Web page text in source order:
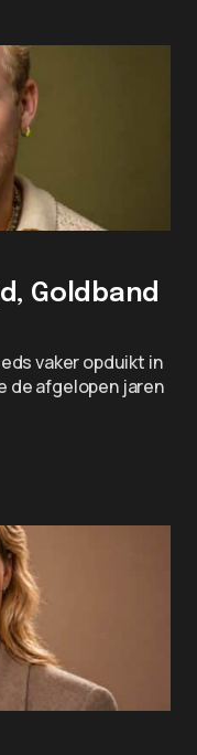
Goldband
vaker opduikt in
de afgelopen jaren